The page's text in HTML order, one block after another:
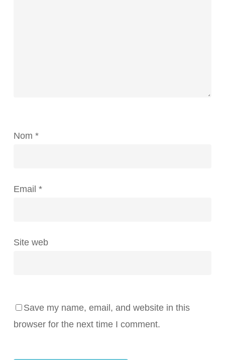
Nom *
Email *
Site web
Save my name, email, and website in this
browser for the next time I comment.